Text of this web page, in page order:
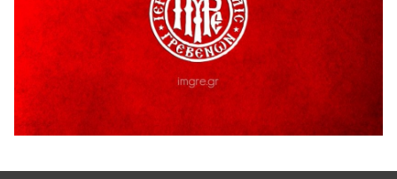
5 Αυγούστου 2026
Ευχαριστήριο Εκπολιτιστικού Συλλόγου Ταξιάρχη προς κ.
Παρασχάκη Αθανάσιο
5 Αυγούστου 2026
Διακοπή υδροδότησης του Α΄ κλάδου ύδρευσης
5 Αυγούστου 2026